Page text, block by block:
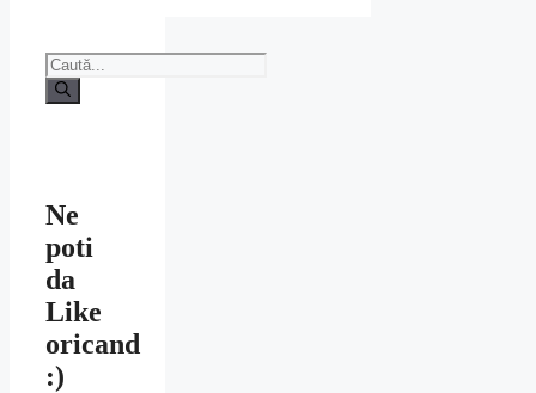
Caută
după:
Ne
poti
da
Like
oricand
:)